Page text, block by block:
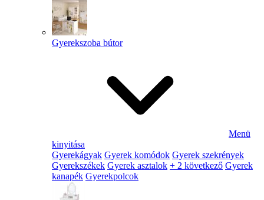
Gyerekszoba bútor
Menü
kinyitása
Gyerekágyak Gyerek komódok Gyerek szekrények
Gyerekszékek Gyerek asztalok + 2 következő Gyerek
kanapék Gyerekpolcok